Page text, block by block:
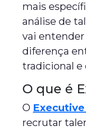
mais
análise de
vai
diferença
tradicional e
O que é
O
recrutar